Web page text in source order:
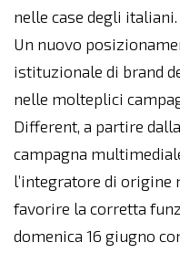
nelle case degli italiani.
Un nuovo
istituzionale di brand
nelle molteplici
Different, a partire dalla
campagna multimediale
l’integratore di origine
favorire la corretta
domenica 16 giugno